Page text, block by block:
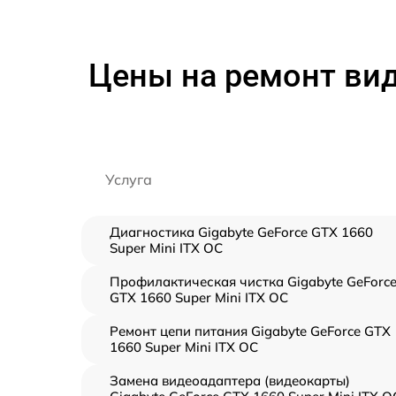
Цены на ремонт
Услуга
Диагностика Gigabyte GeForce GTX 1660
Super Mini ITX OC
Профилактическая чистка Gigabyte GeForce
GTX 1660 Super Mini ITX OC
Ремонт цепи питания Gigabyte GeForce GTX
1660 Super Mini ITX OC
Замена видеоадаптера (видеокарты)